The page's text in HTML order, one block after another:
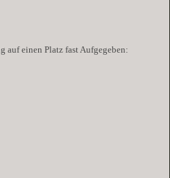
auf einen Platz fast Aufgegeben: